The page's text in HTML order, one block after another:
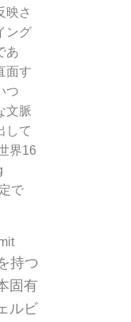
映さ
ング
あ
面す
つ
文脈
して
界16
で
持つ
固有
ルビ